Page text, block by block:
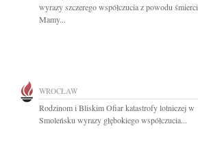
wyrazy szczerego współczucia z powodu śmierci
Mamy...
WROCŁAW
Rodzinom i Bliskim Ofiar katastrofy lotniczej w
Smoleńsku wyrazy głębokiego współczucia...